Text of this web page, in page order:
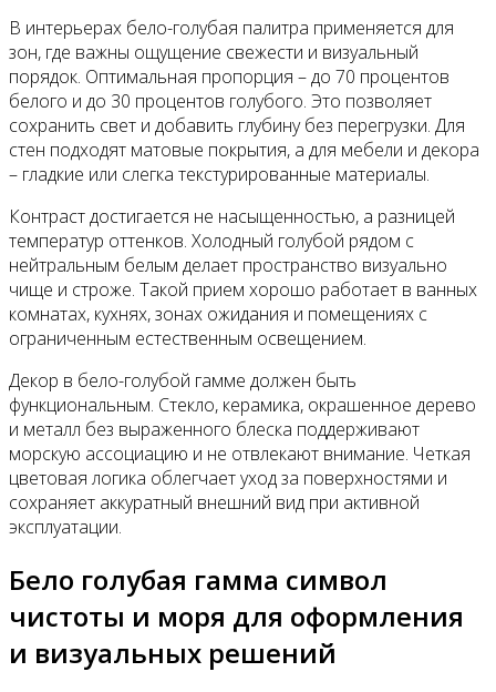
В интерьерах бело-голубая палитра применяется для
зон, где важны ощущение свежести и визуальный
порядок. Оптимальная пропорция – до 70 процентов
белого и до 30 процентов голубого. Это позволяет
сохранить свет и добавить глубину без перегрузки. Для
стен подходят матовые покрытия, а для мебели и декора
– гладкие или слегка текстурированные материалы.
Контраст достигается не насыщенностью, а разницей
температур оттенков. Холодный голубой рядом с
нейтральным белым делает пространство визуально
чище и строже. Такой прием хорошо работает в ванных
комнатах, кухнях, зонах ожидания и помещениях с
ограниченным естественным освещением.
Декор в бело-голубой гамме должен быть
функциональным. Стекло, керамика, окрашенное дерево
и металл без выраженного блеска поддерживают
морскую ассоциацию и не отвлекают внимание. Четкая
цветовая логика облегчает уход за поверхностями и
сохраняет аккуратный внешний вид при активной
эксплуатации.
Бело голубая гамма символ
чистоты и моря для оформления
и визуальных решений